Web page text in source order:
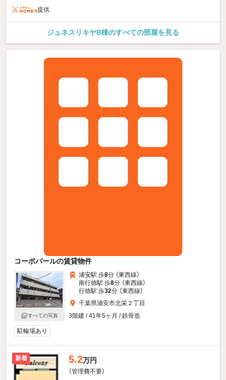
提供
ジュネスリキヤB棟のすべての部屋を見る
コーポパールの賃貸物件
すべての写真
浦安駅 歩8分 （東西線）
南行徳駅 歩8分 （東西線）
行徳駅 歩32分 （東西線）
千葉県浦安市北栄２丁目
3階建 / 41年5ヶ月 / 鉄骨造
駐輪場あり
新着 5.2万円
（管理費不要）